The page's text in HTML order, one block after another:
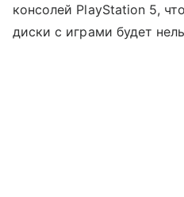
консолей PlayStation 5,
диски с играми будет